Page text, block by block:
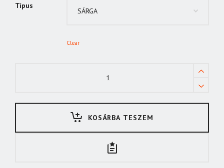
Típus
Clear
KOSÁRBA TESZEM